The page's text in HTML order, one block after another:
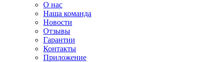
О нас
Наша команда
Новости
Отзывы
Гарантии
Контакты
Приложение